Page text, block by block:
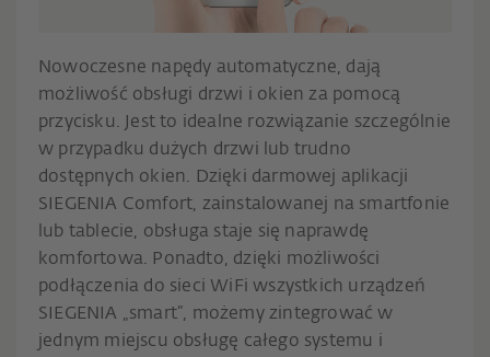
Nowoczesne napędy automatyczne, dają
możliwość obsługi drzwi i okien za pomocą
przycisku. Jest to idealne rozwiązanie szczególnie
w przypadku dużych drzwi lub trudno
dostępnych okien. Dzięki darmowej aplikacji
SIEGENIA Comfort, zainstalowanej na smartfonie
lub tablecie, obsługa staje się naprawdę
komfortowa. Ponadto, dzięki możliwości
podłączenia do sieci WiFi wszystkich urządzeń
SIEGENIA „smart”, możemy zintegrować w
jednym miejscu obsługę całego systemu i